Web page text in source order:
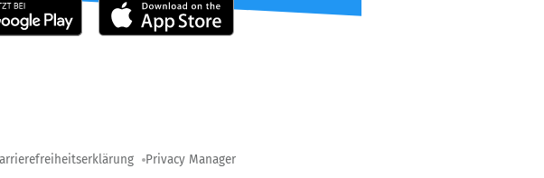
Privacy Manager